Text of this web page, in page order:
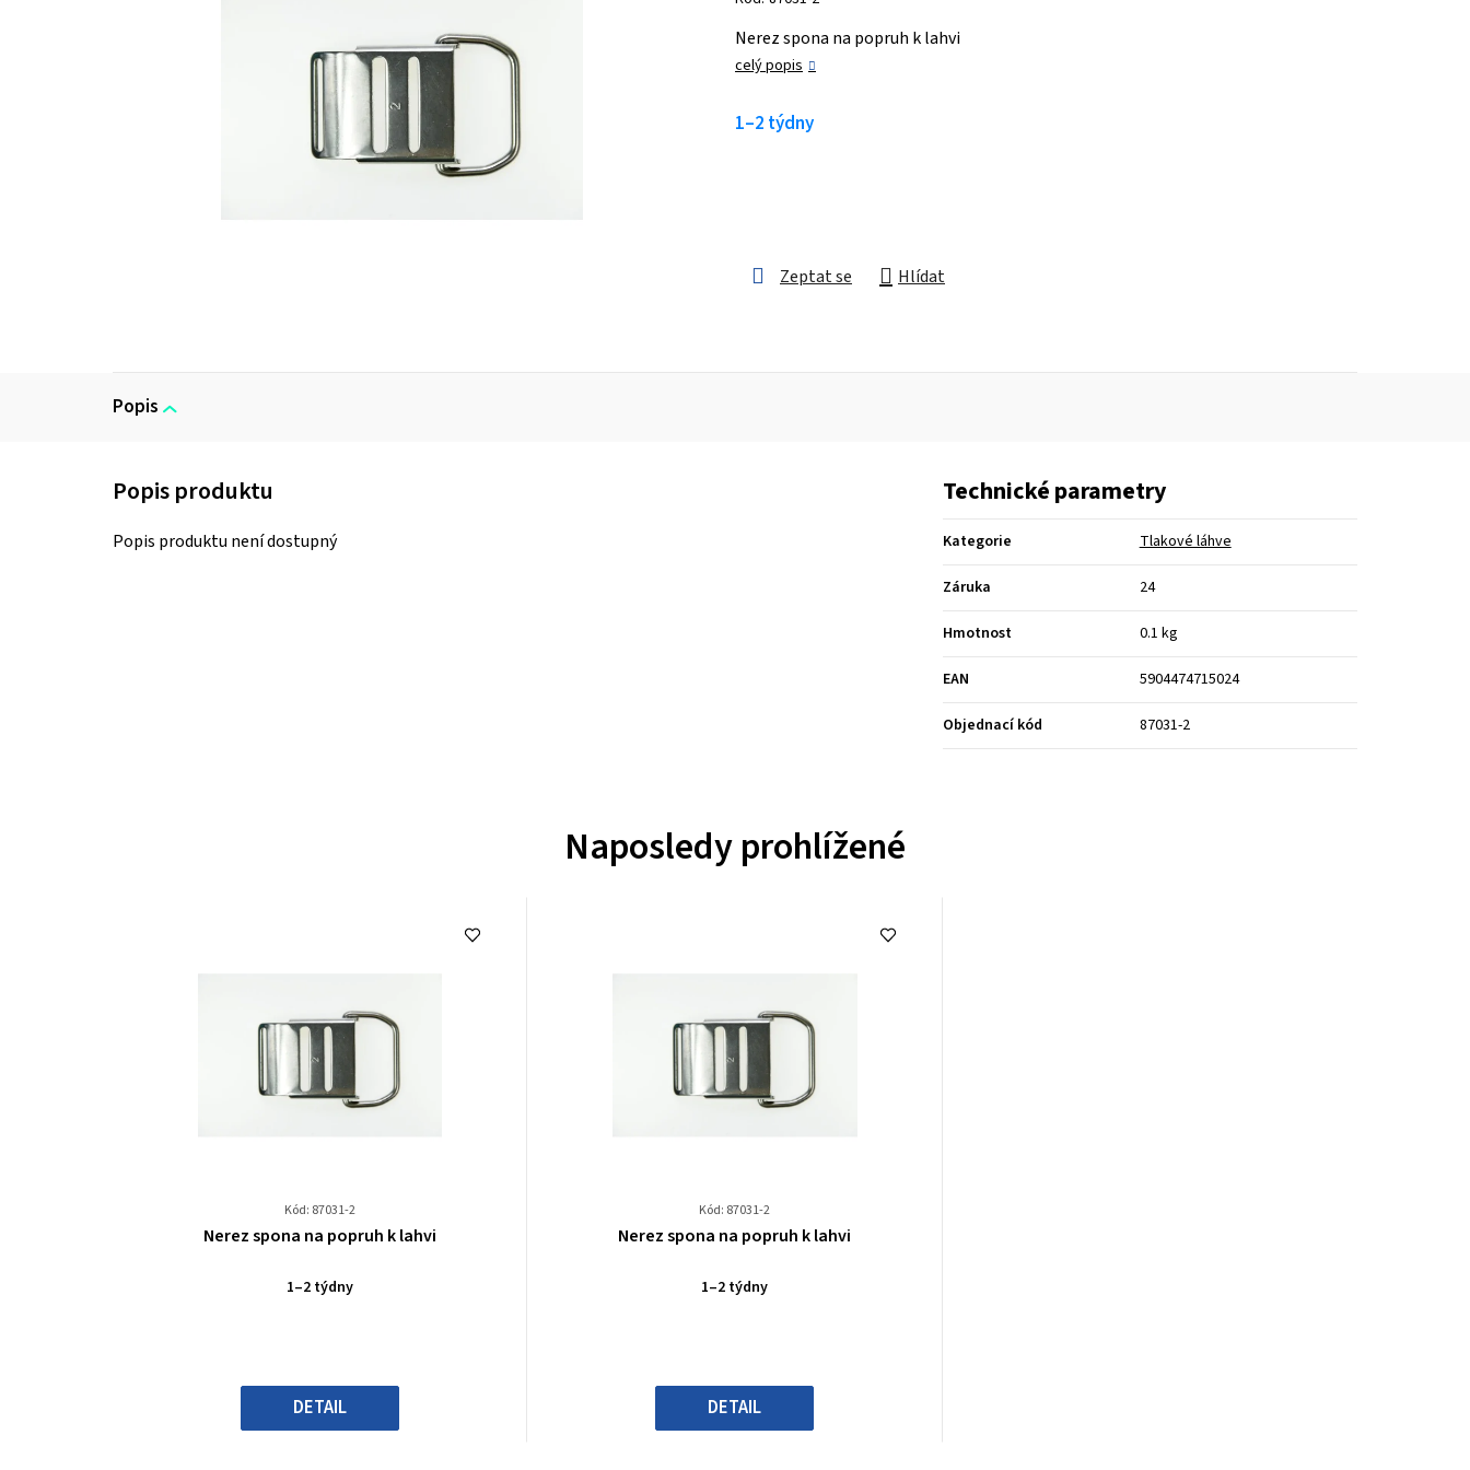
0,0
z 5
Nerez spona na popruh k lahvi
celý popis
1–2 týdny
Zeptat se Hlídat
Popis
Popis produktu není dostupný
Technické parametry
Kategorie Tlakové láhve
Záruka 24
Hmotnost 0.1 kg
EAN 5904474715024
Objednací kód 87031-2
Naposledy prohlížené
Kód: 87031-2
Průměrné
produktu
5
hvězdiček.
Nerez spona na popruh k lahvi
1–2 týdny
DETAIL
Kód: 87031-2
Průměrné
produktu
5
hvězdiček.
Nerez spona na popruh k lahvi
1–2 týdny
DETAIL